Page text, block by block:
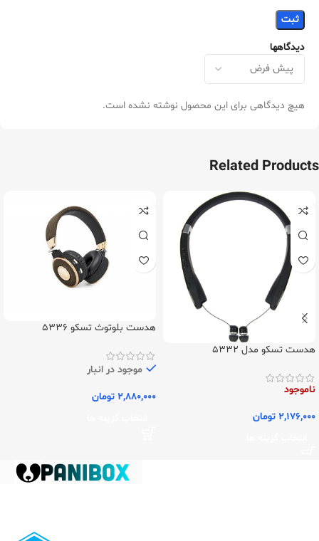
دیدگاهها
هیچ دیدگاهی برای این محصول نوشته نشده است.
Related Products
هدست تسکو مدل 5332
ناموجود
2,176,000 تومان
هدست بلوتوث تسکو 5336
موجود در انبار
2,880,000 تومان